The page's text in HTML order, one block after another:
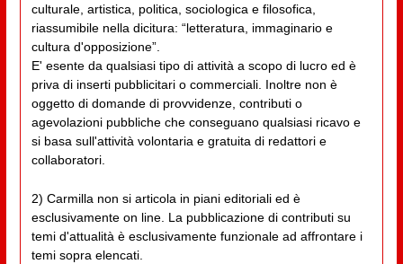
culturale, artistica, politica, sociologica e filosofica,
riassumibile nella dicitura: “letteratura, immaginario e
cultura d'opposizione”.
E' esente da qualsiasi tipo di attività a scopo di lucro ed è
priva di inserti pubblicitari o commerciali. Inoltre non è
oggetto di domande di provvidenze, contributi o
agevolazioni pubbliche che conseguano qualsiasi ricavo e
si basa sull'attività volontaria e gratuita di redattori e
collaboratori.
2) Carmilla non si articola in piani editoriali ed è
esclusivamente on line. La pubblicazione di contributi su
temi d'attualità è esclusivamente funzionale ad affrontare i
temi sopra elencati.